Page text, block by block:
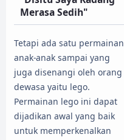
Merasa Sedih"
Tetapi ada satu permainan
anak-anak sampai yang
juga disenangi oleh orang
dewasa yaitu lego.
Permainan lego ini dapat
dijadikan awal yang baik
untuk memperkenalkan